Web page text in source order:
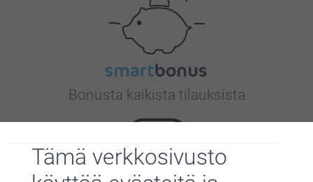
Tämä verkkosivusto
Bonusta kaikista tilauksista